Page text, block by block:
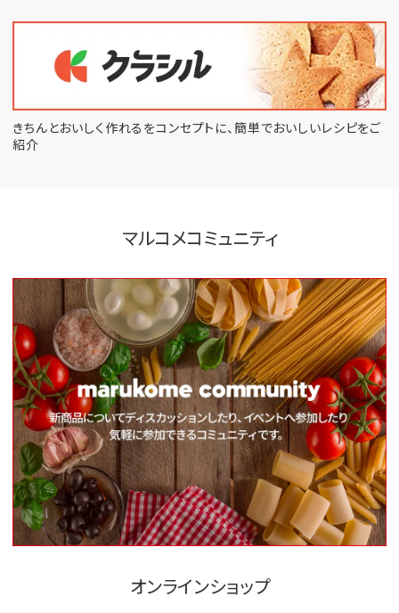
きちんとおいしく作れるをコンセプトに、 簡単でおいしいレシピをご
紹介
マルコメコミュニティ
オンラインショップ